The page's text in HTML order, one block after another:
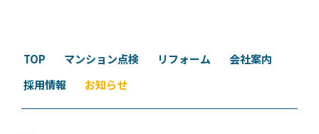
TOP マンション点検 リフォーム
会社案内
採用情報
お知らせ